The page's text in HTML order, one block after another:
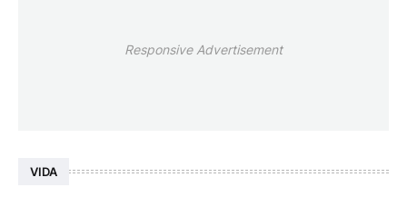
Responsive Advertisement
VIDA